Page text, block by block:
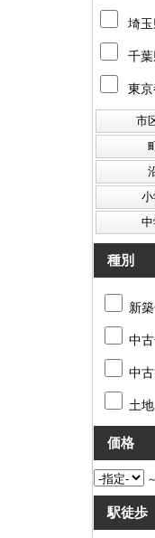
埼玉
千葉
東
種別
新
中
中
土地
価格
～
駅徒歩